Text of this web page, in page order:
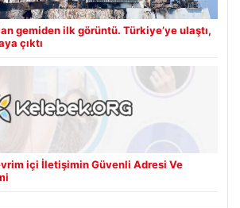
gemiden ilk görüntü. Türkiye’ye ulaştı,
çıktı
içi İletişimin Güvenli Adresi Ve